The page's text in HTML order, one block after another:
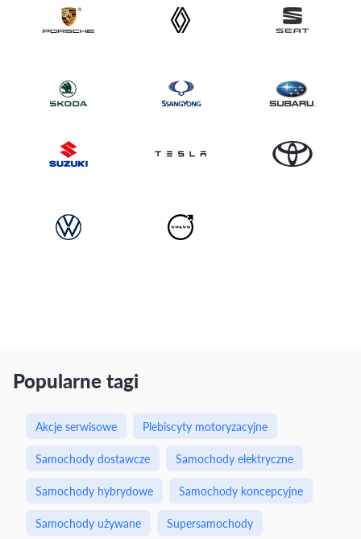
Popularne tagi
Akcje serwisowe
Plebiscyty motoryzacyjne
Samochody dostawcze
Samochody elektryczne
Samochody hybrydowe
Samochody koncepcyjne
Samochody używane
Supersamochody